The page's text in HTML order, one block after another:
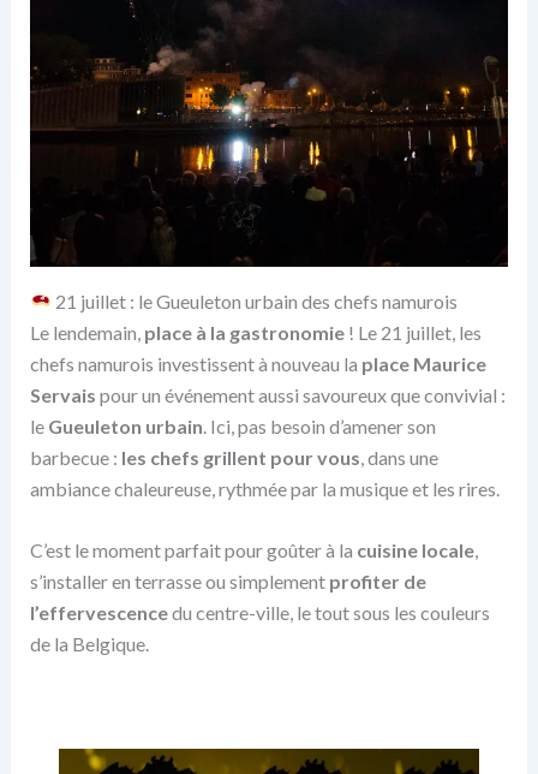
21 juillet : le Gueuleton urbain des chefs namurois
Le lendemain, place à la gastronomie! Le 21 juillet, les
chefs namurois investissent à nouveau la place Maurice
Servais pour un événement aussi savoureux que convivial :
le Gueuleton urbain . Ici, pas besoin d’amener son
barbecue : les chefs grillent pour vous , dans une
ambiance chaleureuse, rythmée par la musique et les rires.
C’est le moment parfait pour goûter à la cuisine locale,
s’installer en terrasse ou simplement profiter de
l’effervescencedu centre-ville, le tout sous les couleurs
de la Belgique.